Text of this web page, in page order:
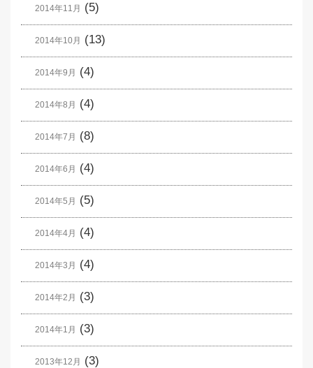
2014年11月 (5)
2014年10月 (13)
2014年9月 (4)
2014年8月 (4)
2014年7月 (8)
2014年6月 (4)
2014年5月 (5)
2014年4月 (4)
2014年3月 (4)
2014年2月 (3)
2014年1月 (3)
2013年12月 (3)